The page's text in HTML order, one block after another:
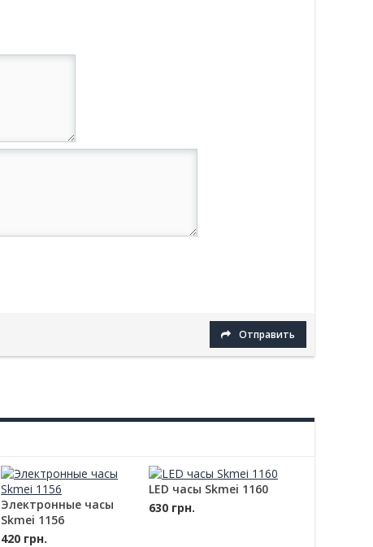
Отправить
Электронные часы
Skmei 1156
420 грн.
LED часы Skmei 1160
630 грн.